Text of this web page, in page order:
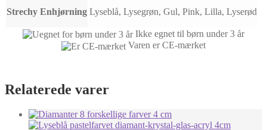
Strechy Enhjørning Lyseblå, Lysegrøn, Gul, Pink, Lilla, Lyserød
Ikke egnet til børn under 3 år
Varen er CE-mærket
Relaterede varer